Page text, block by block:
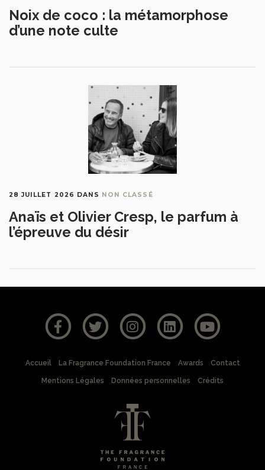
Noix de coco : la métamorphose
d’une note culte
28 JUILLET 2026 DANS NON CLASSÉ
Anaïs et Olivier Cresp, le parfum à
l’épreuve du désir
Accueil La Fragrance Foundation France Awards Contact
Mentions Légales Données personnelles Crédits